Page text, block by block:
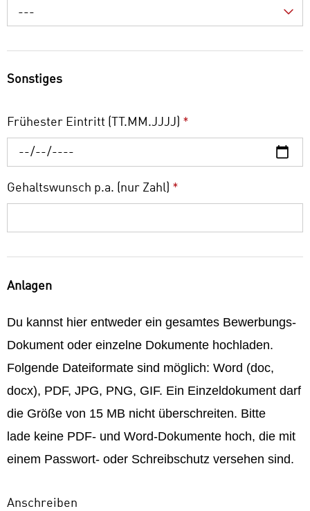
---
Sonstiges
Frühester Eintritt (TT.MM.JJJJ) *
Gehaltswunsch p.a. (nur Zahl) *
Anlagen
Du kannst hier entweder ein gesamtes Bewerbungs-
Dokument oder einzelne Dokumente hochladen.
Folgende Dateiformate sind möglich: Word (doc,
docx), PDF, JPG, PNG, GIF. Ein Einzeldokument darf
die Größe von 15 MB nicht überschreiten. Bitte
lade keine PDF- und Word-Dokumente hoch, die mit
einem Passwort- oder Schreibschutz versehen sind.
Anschreiben